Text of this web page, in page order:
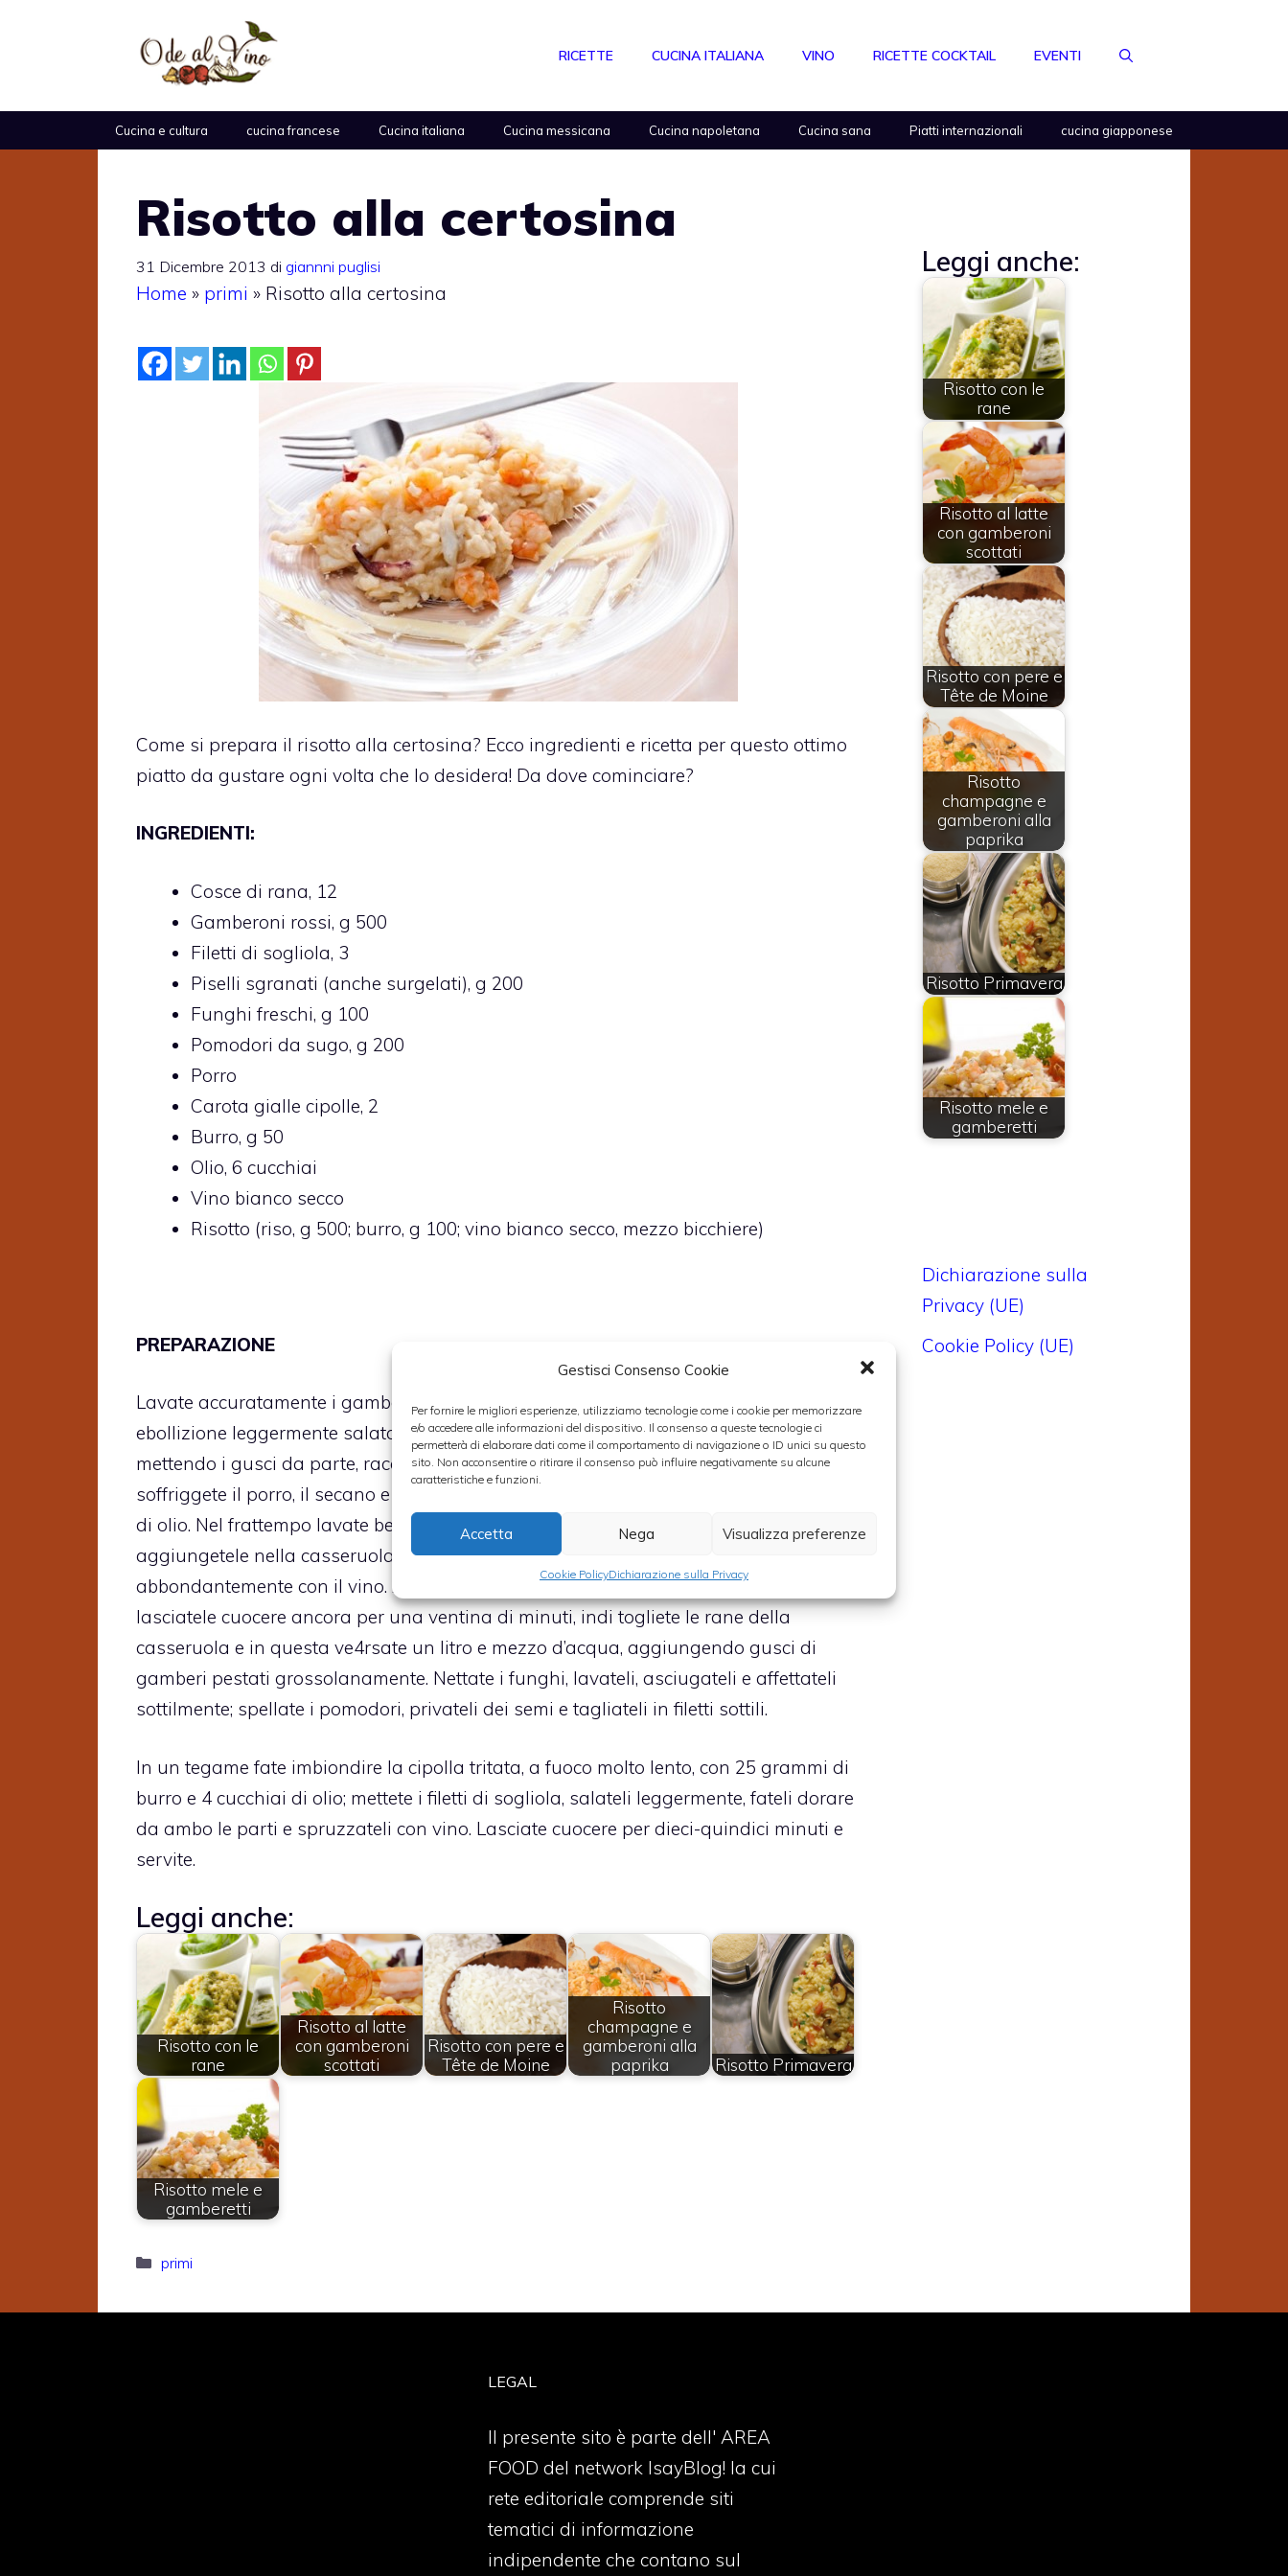
Gestisci Consenso Cookie
Per fornire le migliori esperienze, utilizziamo tecnologie come i cookie per memorizzare
e/o accedere alle informazioni del dispositivo. Il consenso a queste tecnologie ci
permetterà di elaborare dati come il comportamento di navigazione o ID unici su questo
sito. Non acconsentire o ritirare il consenso può influire negativamente su alcune
caratteristiche e funzioni.
Accetta Nega Visualizza preferenze
Cookie PolicyDichiarazione sulla Privacy
RICETTE CUCINA ITALIANA VINO RICETTE COCKTAIL EVENTI
Cucina e cultura cucina francese Cucina italiana Cucina messicana Cucina napoletana Cucina sana Piatti internazionali cucina giapponese
Risotto alla certosina
31 Dicembre 2013 di giannni puglisi
Home » primi » Risotto alla certosina
Come si prepara il risotto alla certosina? Ecco ingredienti e ricetta per questo ottimo
piatto da gustare ogni volta che lo desidera! Da dove cominciare?
INGREDIENTI:
Cosce di rana, 12
Gamberoni rossi, g 500
Filetti di sogliola, 3
Piselli sgranati (anche surgelati), g 200
Funghi freschi, g 100
Pomodori da sugo, g 200
Porro
Carota gialle cipolle, 2
Burro, g 50
Olio, 6 cucchiai
Vino bianco secco
Risotto (riso, g 500; burro, g 100; vino bianco secco, mezzo bicchiere)
PREPARAZIONE
Lavate accuratamente i gamberoni e lessateli per cinque minuti in acqua in
ebollizione leggermente salata. Scolateli e lasciateli raffreddare. Poi sgusciateli e,
mettendo i gusci da parte, raccoglietene la polpa in una terrina. In una casseruola
soffriggete il porro, il secano e la carota tritati con 25 grammi di burro e due cucchiai
di olio. Nel frattempo lavate bene le cosce di rane già spellate, asciugatele con cura,
aggiungetele nella casseruola, rosolatele a fuoco vivace, salatele e innaffiatele
abbondantemente con il vino. Appena il vino sarà evaporato, diminuite il fuoco e
lasciatele cuocere ancora per una ventina di minuti, indi togliete le rane della
casseruola e in questa ve4rsate un litro e mezzo d’acqua, aggiungendo gusci di
gamberi pestati grossolanamente. Nettate i funghi, lavateli, asciugateli e affettateli
sottilmente; spellate i pomodori, privateli dei semi e tagliateli in filetti sottili.
In un tegame fate imbiondire la cipolla tritata, a fuoco molto lento, con 25 grammi di
burro e 4 cucchiai di olio; mettete i filetti di sogliola, salateli leggermente, fateli dorare
da ambo le parti e spruzzateli con vino. Lasciate cuocere per dieci-quindici minuti e
servite.
Leggi anche:
Risotto con le
rane
Risotto al latte
con gamberoni
scottati
Risotto con pere e
Tête de Moine
Risotto
champagne e
gamberoni alla
paprika
Risotto Primavera
Risotto mele e
gamberetti
Categorie
primi
Leggi anche:
Risotto con le
rane
Risotto al latte
con gamberoni
scottati
Risotto con pere e
Tête de Moine
Risotto
champagne e
gamberoni alla
paprika
Risotto Primavera
Risotto mele e
gamberetti
Dichiarazione sulla
Privacy (UE)
Cookie Policy (UE)
LEGAL
Il presente sito è parte dell' AREA
FOOD del network IsayBlog! la cui
rete editoriale comprende siti
tematici di informazione
indipendente che contano sul